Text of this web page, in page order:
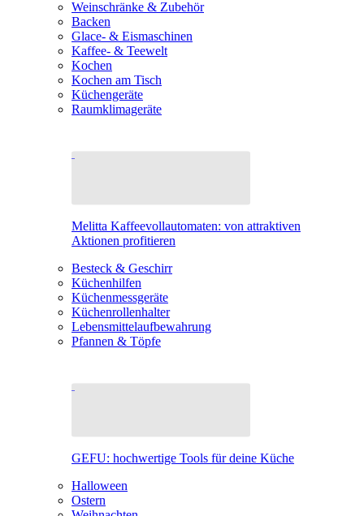
Weinschränke & Zubehör
Backen
Glace- & Eismaschinen
Kaffee- & Teewelt
Kochen
Kochen am Tisch
Küchengeräte
Raumklimageräte
Melitta Kaffeevollautomaten: von attraktiven
Aktionen profitieren
Besteck & Geschirr
Küchenhilfen
Küchenmessgeräte
Küchenrollenhalter
Lebensmittelaufbewahrung
Pfannen & Töpfe
GEFU: hochwertige Tools für deine Küche
Halloween
Ostern